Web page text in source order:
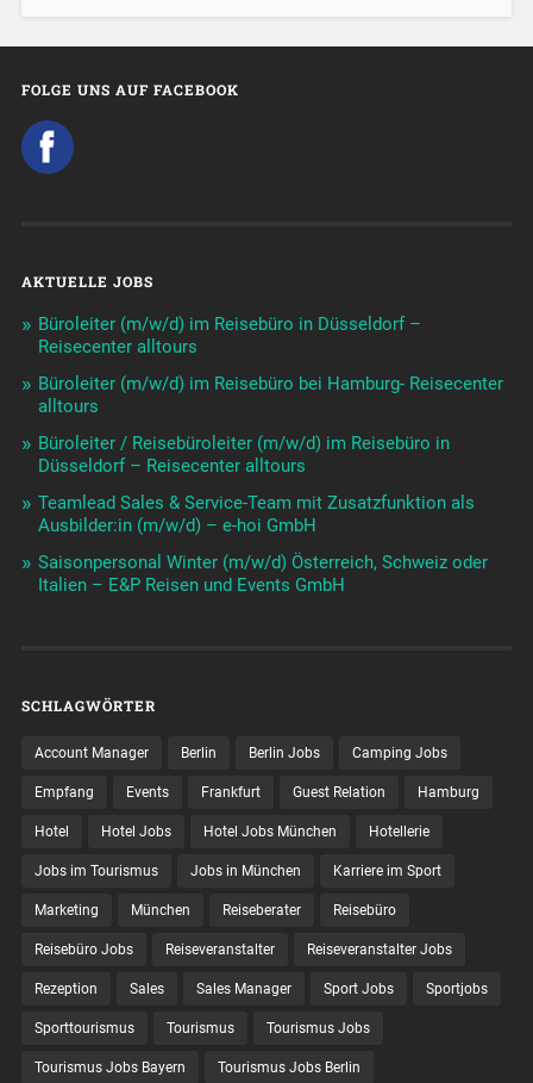
FOLGE UNS AUF FACEBOOK
AKTUELLE JOBS
Büroleiter (m/w/d) im Reisebüro in Düsseldorf –
Reisecenter alltours
Büroleiter (m/w/d) im Reisebüro bei Hamburg- Reisecenter
alltours
Büroleiter / Reisebüroleiter (m/w/d) im Reisebüro in
Düsseldorf – Reisecenter alltours
Teamlead Sales & Service-Team mit Zusatzfunktion als
Ausbilder:in (m/w/d) – e-hoi GmbH
Saisonpersonal Winter (m/w/d) Österreich, Schweiz oder
Italien – E&P Reisen und Events GmbH
SCHLAGWÖRTER
Account Manager Berlin Berlin Jobs Camping Jobs
Empfang Events Frankfurt Guest Relation Hamburg
Hotel Hotel Jobs Hotel Jobs München Hotellerie
Jobs im Tourismus Jobs in München Karriere im Sport
Marketing München Reiseberater Reisebüro
Reisebüro Jobs Reiseveranstalter Reiseveranstalter Jobs
Rezeption Sales Sales Manager Sport Jobs Sportjobs
Sporttourismus Tourismus Tourismus Jobs
Tourismus Jobs Bayern Tourismus Jobs Berlin